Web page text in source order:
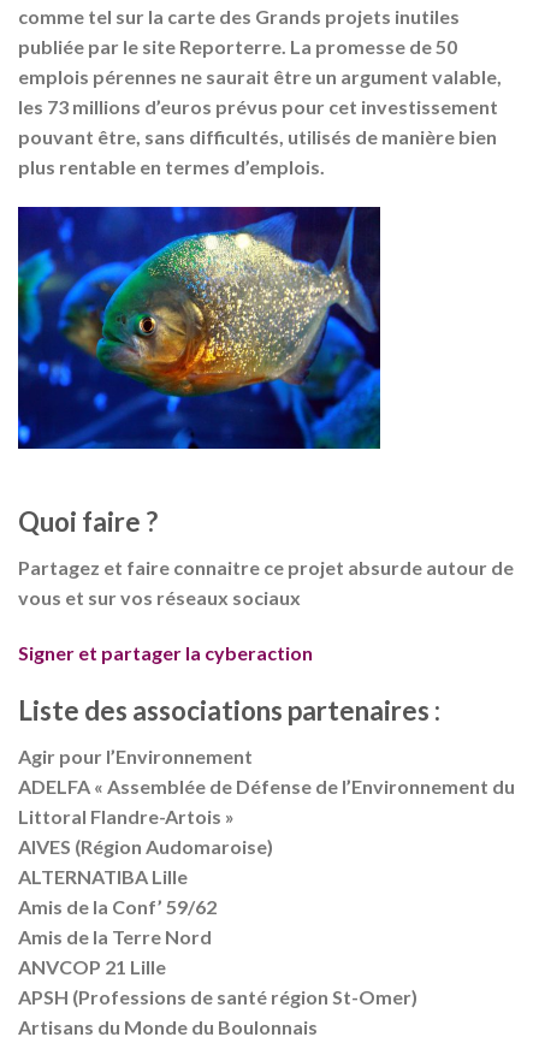
comme tel sur la carte des Grands projets inutiles
publiée par le site Reporterre. La promesse de 50
emplois pérennes ne saurait être un argument valable,
les 73 millions d’euros prévus pour cet investissement
pouvant être, sans difficultés, utilisés de manière bien
plus rentable en termes d’emplois.
Quoi faire ?
Partagez et faire connaitre ce projet absurde autour de
vous et sur vos réseaux sociaux
Signer et partager la cyberaction
Liste des associations partenaires :
Agir pour l’Environnement
ADELFA « Assemblée de Défense de l’Environnement du
Littoral Flandre-Artois »
AIVES (Région Audomaroise)
ALTERNATIBA Lille
Amis de la Conf’ 59/62
Amis de la Terre Nord
ANVCOP 21 Lille
APSH (Professions de santé région St-Omer)
Artisans du Monde du Boulonnais